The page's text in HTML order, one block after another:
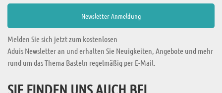
Melden Sie sich jetzt zum kostenlosen
Aduis Newsletter an und erhalten Sie Neuigkeiten, Angebote und mehr
rund um das Thema Basteln regelmäßig per E-Mail.
SIE FINDEN UNS AUCH BEI